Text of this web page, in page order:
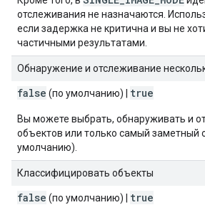
отслеживания не назначаются.
если задержка не критична и вы не
частичными результатами.
Обнаружение и отслеживание
false (по умолчанию) | true
Вы можете выбрать, обнаруживать и
объектов или только самый заметный
умолчанию).
Классифицировать объекты
false (по умолчанию) | true